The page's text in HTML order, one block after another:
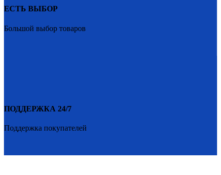
ЕСТЬ ВЫБОР
Большой выбор товаров
ПОДДЕРЖКА 24/7
Поддержка покупателей